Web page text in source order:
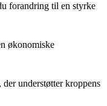
forandring til en styrke
økonomiske
understøtter kroppens